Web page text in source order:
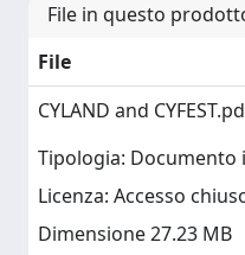
File in questo
File
CYLAND and
Tipologia: Documento
Licenza: Accesso
Dimensione 27.23 MB